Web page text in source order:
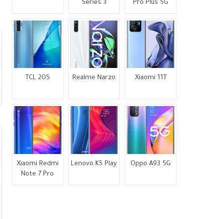
Series 3 Pro Plus 5G
TCL 20S Realme Narzo Xiaomi 11T
Xiaomi Redmi
Note 7 Pro
Lenovo K5 Play Oppo A93 5G